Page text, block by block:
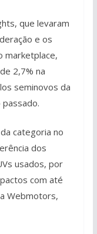
que levaram
e os
marketplace,
2,7% na
seminovos da
categoria no
dos
usados, por
com até
Webmotors,